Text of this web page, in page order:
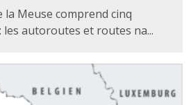
Meuse comprend cinq
les autoroutes et routes na...